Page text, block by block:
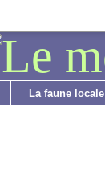
La faune locale